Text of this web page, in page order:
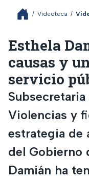
/ Videoteca /
Esthela
causas y
servicio
Violencias y
estrategia de
del Gobierno
Damián ha